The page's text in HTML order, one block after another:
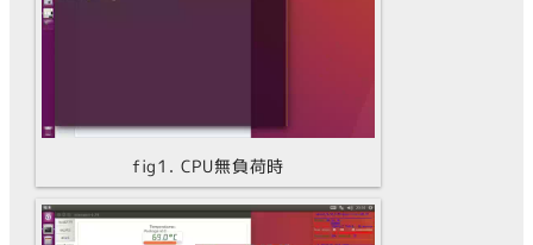
fig1. CPU無負荷時